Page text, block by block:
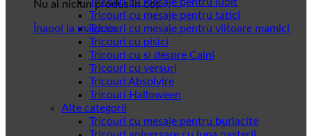
Nu ai niciun produs în coș.
Înapoi la magazin
Tricouri cu mesaje pentru tatici
Tricouri cu mesaje pentru viitoare mamici
Tricouri cu pisici
Tricouri cu si despre Caini
Tricouri cu versuri
Tricouri Absolvire
Tricouri Halloween
Alte categorii
Tricouri cu mesaje pentru burlacite